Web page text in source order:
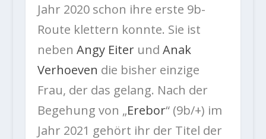
Jahr 2020 schon ihre erste 9b-
Route klettern konnte. Sie ist
neben Angy Eiterund Anak
Verhoeven die bisher einzige
Frau, der das gelang. Nach der
Begehung von „Erebor“ (9b/+) im
Jahr 2021 gehört ihr der Titel der